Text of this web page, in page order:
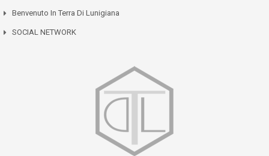
Benvenuto In Terra Di Lunigiana
SOCIAL NETWORK